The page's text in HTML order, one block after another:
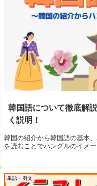
韓国語について徹底解
く説明！
韓国の紹介から韓国語の基本
を読むことでハングルのイメ
単語・例文